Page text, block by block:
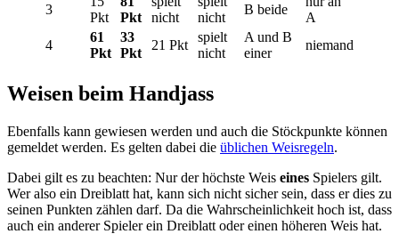
3
Pkt
Pkt
nicht
nicht
B beide
A
4
61
Pkt
33
Pkt
21 Pkt
spielt
nicht
A und B
einer
niemand
Weisen beim Handjass
Ebenfalls kann gewiesen werden und auch die Stöckpunkte können
gemeldet werden. Es gelten dabei die üblichen Weisregeln.
Dabei gilt es zu beachten: Nur der höchste Weis eines Spielers gilt.
Wer also ein Dreiblatt hat, kann sich nicht sicher sein, dass er dies zu
seinen Punkten zählen darf. Da die Wahrscheinlichkeit hoch ist, dass
auch ein anderer Spieler ein Dreiblatt oder einen höheren Weis hat.